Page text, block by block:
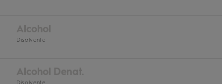
Alcohol
Disolvente
Alcohol Denat.